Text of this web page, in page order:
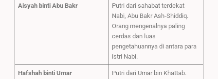
Aisyah binti Abu Bakr
Putri dari sahabat terdekat
Nabi, Abu Bakr Ash-Shiddiq.
Orang mengenalnya paling
cerdas dan luas
pengetahuannya di antara para
istri Nabi.
Hafshah binti Umar
Putri dari Umar bin Khattab.